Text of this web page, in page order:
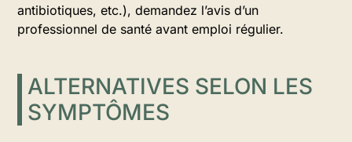
antibiotiques, etc.), demandez l’avis d’un
professionnel de santé avant emploi régulier.
ALTERNATIVES SELON LES
SYMPTÔMES